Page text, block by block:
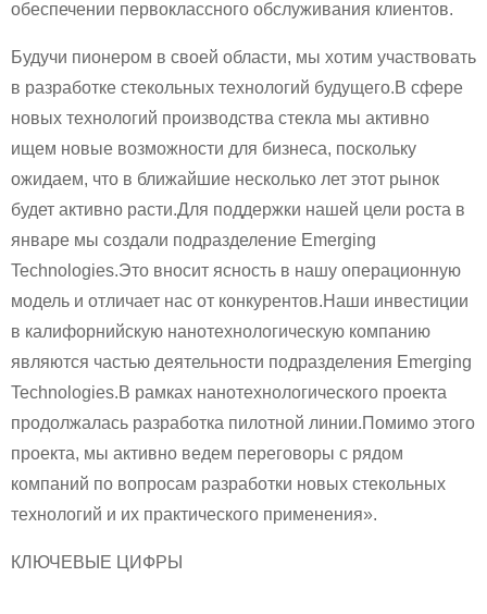
обеспечении первоклассного обслуживания клиентов.
Будучи пионером в своей области, мы хотим участвовать
в разработке стекольных технологий будущего.В сфере
новых технологий производства стекла мы активно
ищем новые возможности для бизнеса, поскольку
ожидаем, что в ближайшие несколько лет этот рынок
будет активно расти.Для поддержки нашей цели роста в
январе мы создали подразделение Emerging
Technologies.Это вносит ясность в нашу операционную
модель и отличает нас от конкурентов.Наши инвестиции
в калифорнийскую нанотехнологическую компанию
являются частью деятельности подразделения Emerging
Technologies.В рамках нанотехнологического проекта
продолжалась разработка пилотной линии.Помимо этого
проекта, мы активно ведем переговоры с рядом
компаний по вопросам разработки новых стекольных
технологий и их практического применения».
КЛЮЧЕВЫЕ ЦИФРЫ